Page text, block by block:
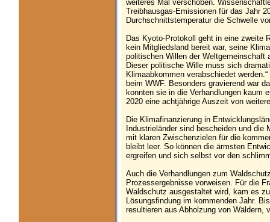
weiteres Mal verschoben.
Treibhausgas-Emissionen für das Jahr
Durchschnittstemperatur die Schwelle
Das Kyoto-Protokoll geht in eine zweite
kein Mitgliedsland bereit war, seine
politischen Willen der Weltgemeinschaft
Dieser politische Wille muss sich
Klimaabkommen verabschiedet
beim WWF. Besonders gravierend war
konnten sie in die Verhandlungen kaum
2020 eine achtjährige Auszeit von
Die Klimafinanzierung in
Industrieländer sind bescheiden und die
mit klaren Zwischenzielen für die
bleibt leer. So können die ärmsten
ergreifen und sich selbst vor den
Auch die Verhandlungen zum
Prozessergebnisse vorweisen. Für die
Waldschutz ausgestaltet wird, kam es
Lösungsfindung im kommenden Jahr.
resultieren aus Abholzung von Wäldern,